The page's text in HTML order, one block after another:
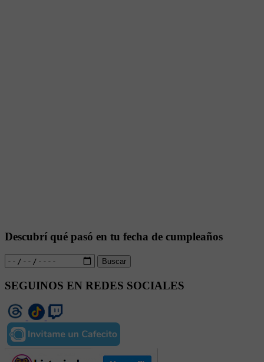
Descubrí qué pasó en tu fecha de cumpleaños
Buscar
SEGUINOS EN REDES SOCIALES